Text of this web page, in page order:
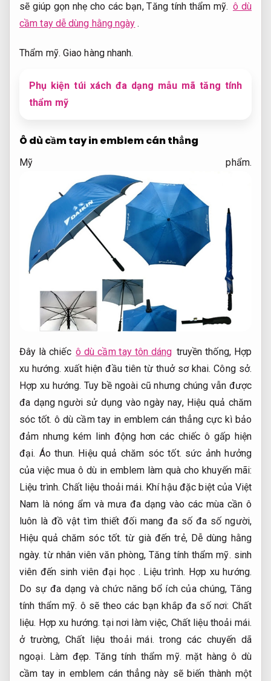
sẽ giúp gọn nhẹ cho các bạn,Tăng tính thẩm mỹ. ô dù
cầm tay dễ dùng hằng ngày .
Thẩm mỹ. Giao hàng nhanh.
Phụ kiện túi xách đa dạng mẫu mã tăng tính
thẩm mỹ
Ô dù cầm tay in emblem cán thẳng
Mỹ phẩm.
Đây là chiếc ô dù cầm tay tôn dáng truyền thống, Hợp
xu hướng. xuất hiện đầu tiên từ thuở sơ khai.Công sở.
Hợp xu hướng. Tuy bề ngoài cũ nhưng chúng vẫn được
đa dạng người sử dụng vào ngày nay, Hiệu quả chăm
sóc tốt. ô dù cầm tay in emblem cán thẳng cực kì bảo
đảm nhưng kém linh động hơn các chiếc ô gấp hiện
đại. Áo thun. Hiệu quả chăm sóc tốt. sức ảnh hưởng
của việc mua ô dù in emblem làm quà cho khuyến mãi:
Liệu trình. Chất liệu thoải mái. Khí hậu đặc biệt của Việt
Nam là nóng ẩm và mưa đa dạng vào các mùa cần ô
luôn là đồ vật tìm thiết đối mang đa số đa số người,
Hiệu quả chăm sóc tốt. từ già đến trẻ, Dễ dùng hằng
ngày. từ nhân viên văn phòng,Tăng tính thẩm mỹ. sinh
viên đến sinh viên đại học . Liệu trình. Hợp xu hướng.
Do sự đa dạng và chức năng bổ ích của chúng, Tăng
tính thẩm mỹ. ô sẽ theo các bạn khắp đa số nơi: Chất
liệu. Hợp xu hướng. tại nơi làm việc, Chất liệu thoải mái.
ở trường,Chất liệu thoải mái. trong các chuyến dã
ngoại. Làm đẹp. Tăng tính thẩm mỹ. mặt hàng ô dù
cầm tay in emblem cán thẳng này sẽ biến thành một